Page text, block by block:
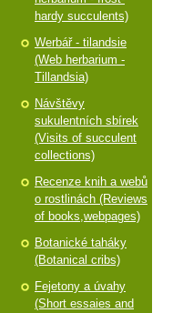
hardy succulents)
Werbář - tilandsie
(Web herbarium -
Tillandsia)
Návštěvy
sukulentních sbírek
(Visits of succulent
collections)
Recenze knih a webů
o rostlinách (Reviews
of books,webpages)
Botanické taháky
(Botanical cribs)
Fejetony a úvahy
(Short essaies and